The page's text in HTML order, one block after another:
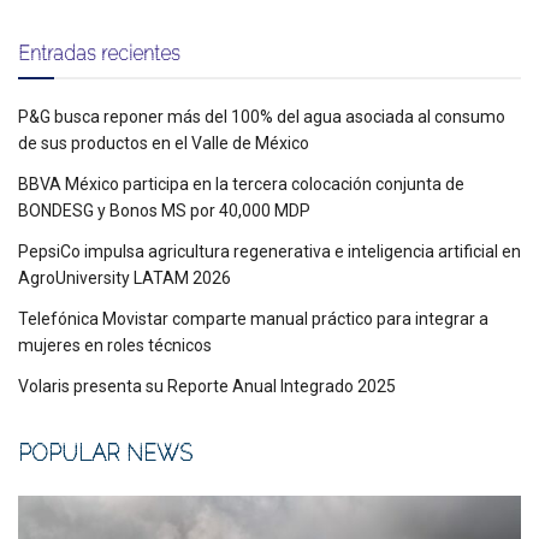
Entradas recientes
P&G busca reponer más del 100% del agua asociada al consumo
de sus productos en el Valle de México
BBVA México participa en la tercera colocación conjunta de
BONDESG y Bonos MS por 40,000 MDP
PepsiCo impulsa agricultura regenerativa e inteligencia artificial en
AgroUniversity LATAM 2026
Telefónica Movistar comparte manual práctico para integrar a
mujeres en roles técnicos
Volaris presenta su Reporte Anual Integrado 2025
POPULAR NEWS